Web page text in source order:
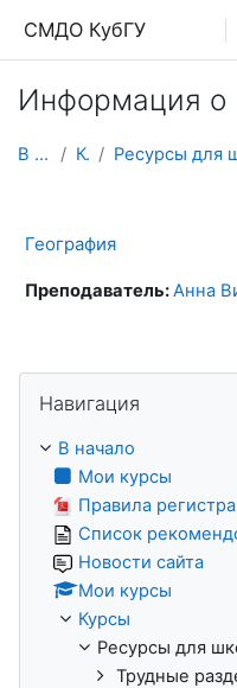
СМДО КубГУ
Информация о
В начало Курсы
География
Преподаватель:Анна
Навигация
В начало
Мои курсы
Правила
Список
Новости сайта
Мои курсы
Курсы
Ресурсы для
Трудные